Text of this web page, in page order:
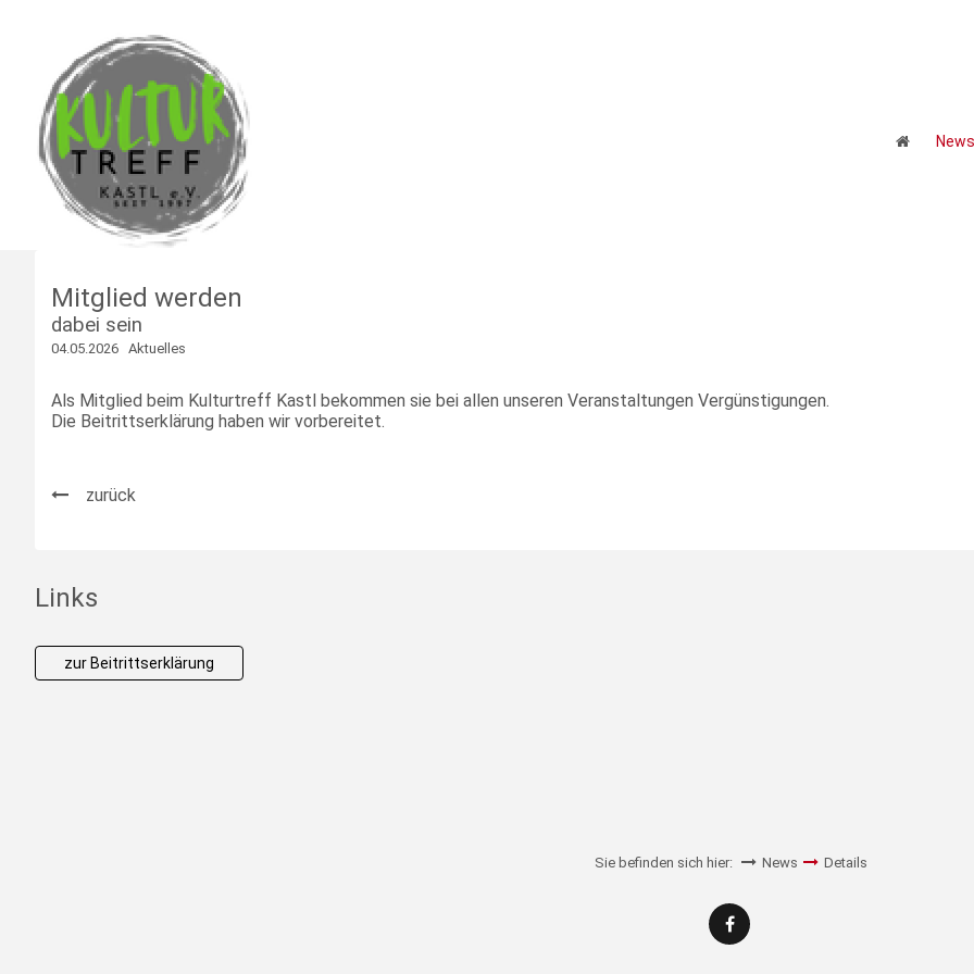
News
Mitglied werden
dabei sein
04.05.2026 Aktuelles
Als Mitglied beim Kulturtreff Kastl bekommen sie bei allen unseren Veranstaltungen Vergünstigungen.
Die Beitrittserklärung haben wir vorbereitet.
zurück
Links
zur Beitrittserklärung
Sie befinden sich hier: News Details